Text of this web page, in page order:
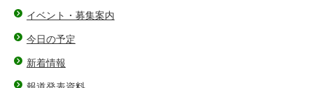
イベント・募集案内
今日の予定
新着情報